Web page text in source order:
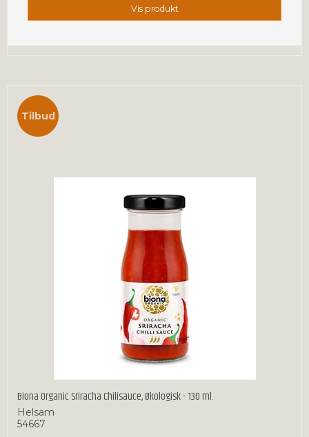
Vis produkt
Tilbud
Biona Organic Sriracha Chilisauce, Økologisk - 130 ml.
Helsam
54667